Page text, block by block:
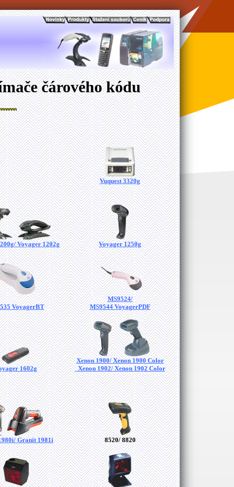
čárového kódu
Vuquest 3320g
Voyager 1202g Voyager 1250g
VoyagerBT
MS9524/
MS9544 VoyagerPDF
1602g
Xenon 1900/ Xenon 1900 Color
Xenon 1902/ Xenon 1902 Color
Granit 1981i 8520/ 8820